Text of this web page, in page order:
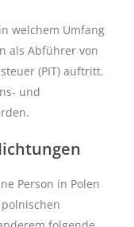
welchem Umfang
als Abführer von
(PIT) auftritt.
und
Person in Polen